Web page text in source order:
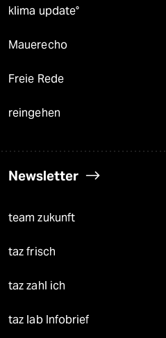
klima update°
Mauerecho
Freie Rede
reingehen
Newsletter
team zukunft
taz frisch
taz zahl ich
taz lab Infobrief